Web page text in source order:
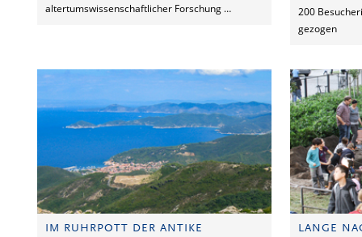
altertumswissenschaftlicher Forschung …
200
gezogen
IM RUHRPOTT DER ANTIKE
LANGE